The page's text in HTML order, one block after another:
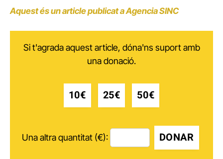
Aquest és un article publicat a Agencia SINC
Si t'agrada aquest article, dóna'ns suport amb
una donació.
10€ 25€ 50€
Una altra quantitat (€): DONAR